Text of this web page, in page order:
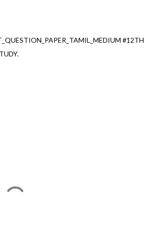
#12TH